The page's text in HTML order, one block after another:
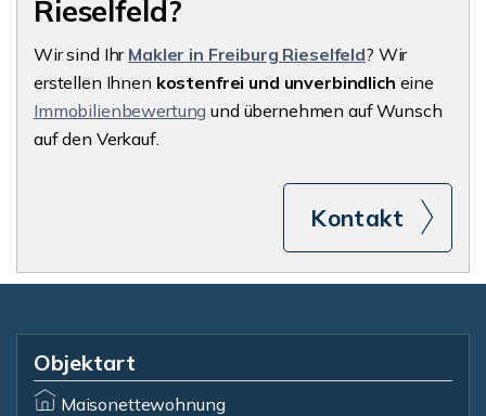
Rieselfeld?
Wir sind Ihr Makler in Freiburg Rieselfeld? Wir
erstellen Ihnen kostenfrei und unverbindlich eine
Immobilienbewertung und übernehmen auf Wunsch
auf den Verkauf.
Kontakt
Objektart
Maisonettewohnung